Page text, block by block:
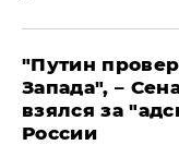
"Путин
Запада", –
взялся за
России